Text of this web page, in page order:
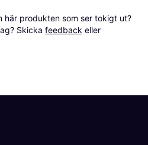
här produkten som ser tokigt ut?
Skicka feedback eller